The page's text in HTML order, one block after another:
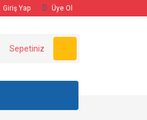
Giriş Yap Üye Ol
Sepetiniz